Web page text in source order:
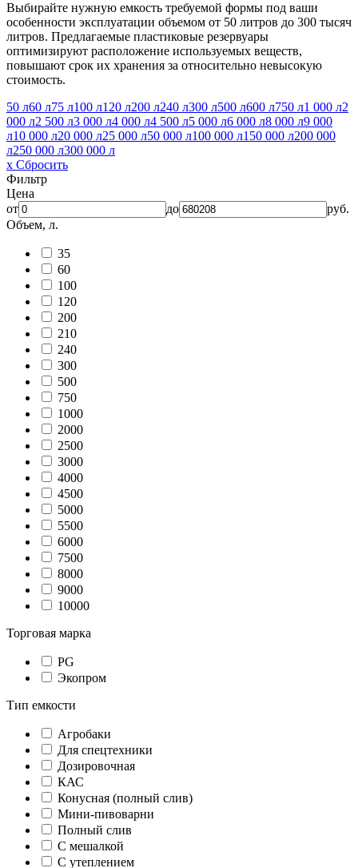
Выбирайте нужную емкость требуемой формы под ваши
особенности эксплуатации объемом от 50 литров до 300 тысяч
литров. Предлагаемые пластиковые резервуары
оптимизируют расположение используемых веществ,
повышают срок их хранения за относительно невысокую
стоимость.
50 л60 л75 л100 л120 л200 л240 л300 л500 л600 л750 л1 000 л2
000 л2 500 л3 000 л4 000 л4 500 л5 000 л6 000 л8 000 л9 000
л10 000 л20 000 л25 000 л50 000 л100 000 л150 000 л200 000
л250 000 л300 000 л
x Сбросить
Фильтр
Цена
от
до
руб.
Объем, л.
35
60
100
120
200
210
240
300
500
750
1000
2000
2500
3000
4000
4500
5000
5500
6000
7500
8000
9000
10000
Торговая марка
PG
Экопром
Тип емкости
Агробаки
Для спецтехники
Дозировочная
КАС
Конусная (полный слив)
Мини-пивоварни
Полный слив
С мешалкой
С утеплением